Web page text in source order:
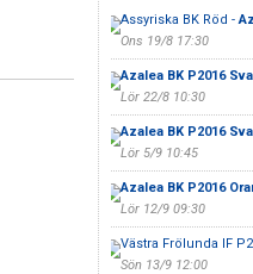
Assyriska BK Röd -
Ons 19/8 17:30
Azalea BK P2016
Lör 22/8 10:30
Azalea BK P2016
Lör 5/9 10:45
Azalea BK P2016
Lör 12/9 09:30
Västra Frölunda IF
Sön 13/9 12:00